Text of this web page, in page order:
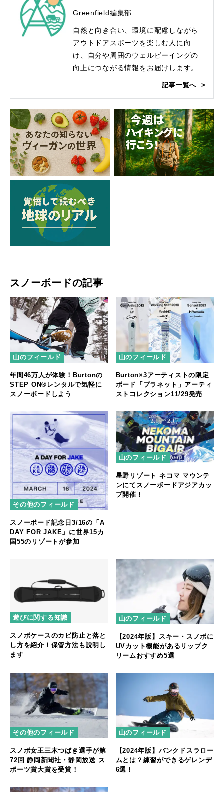
Greenfield編集部
自然と向き合い、環境に配慮しながら
アウトドアスポーツを楽しむ人に向
け、自分や周囲のウェルビーイングの
向上につながる情報をお届けします。
記事一覧へ
スノーボードの記事
山のフィールド
年間46万人が体験！Burtonの
STEP ON®レンタルで気軽に
スノーボードしよう
山のフィールド
Burton×3アーティストの限定
ボード「プラネット」アーティ
ストコレクション11/29発売
その他のフィールド
スノーボード記念日3/16の「A
DAY FOR JAKE」に世界15カ
国55のリゾートが参加
山のフィールド
星野リゾート ネコマ マウンテ
ンにてスノーボードアジアカッ
プ開催！
遊びに関する知識
スノボケースのカビ防止と落と
し方を紹介！保管方法も説明し
ます
山のフィールド
【2024年版】スキー・スノボに
UVカット機能があるリップク
リームおすすめ5選
その他のフィールド
スノボ女王三木つばき選手が第
72回 静岡新聞社・静岡放送 ス
ポーツ賞大賞を受賞！
山のフィールド
【2024年版】バンクドスラロー
ムとは？練習ができるゲレンデ
6選！